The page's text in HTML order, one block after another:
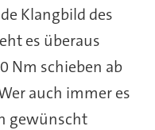
Klangbild des
es überaus
Nm schieben ab
auch immer es
gewünscht